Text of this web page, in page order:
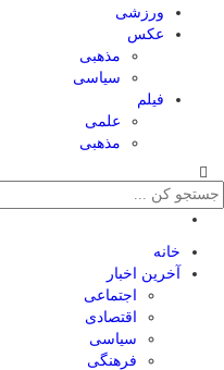
ورزشی
عکس
مذهبی
سیاسی
فیلم
علمی
مذهبی
خانه
آخرین اخبار
اجتماعی
اقتصادی
سیاسی
فرهنگی